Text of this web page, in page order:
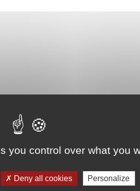
you control over what you
Deny all cookies Personalize
conducteurs...
avec des véhicules n'excédant pas
avec des véhicules n'excédant pas